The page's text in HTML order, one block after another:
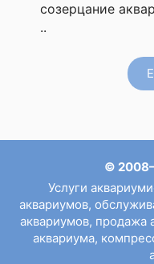
созерцание
..
©
Услуги
аквариумов,
аквариумов, продажа
аквариума,